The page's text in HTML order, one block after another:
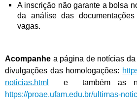
A inscrição não garante a bolsa
da análise das
vagas.
Acompanhe a página de notícias
divulgações das homologações:
noticias.html
e também as
https://proae.ufam.edu.br/ultimas-